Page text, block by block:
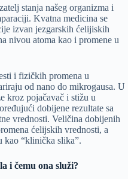
stanja našeg organizma i
Kvatna medicina se
izvan jezgarskih ćelijiskih
nivou atoma kao i promene u
i fizičkih promena u
od nano do mikrogausa. U
kroz pojačavač i stižu u
dobijene rezultate sa
vrednosti. Veličina dobijenih
ćelijskih vrednosti, a
kao “klinička slika”.
i čemu ona služi?